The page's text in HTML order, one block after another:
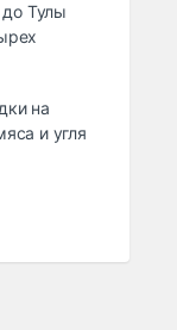
до Тулы
на
и угля